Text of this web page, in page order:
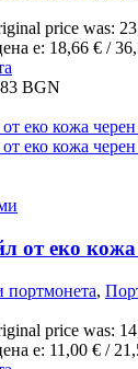
price was:
е: 18,66 € /
BGN
от еко
портмонета,
price was:
е: 11,00 € /